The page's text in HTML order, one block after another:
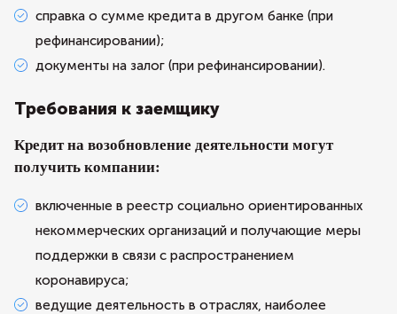
справка о сумме кредита в другом банке (при
рефинансировании);
документы на залог (при рефинансировании).
Требования к заемщику
Кредит на возобновление деятельности могут
получить компании:
включенные в реестр социально ориентированных
некоммерческих организаций и получающие меры
поддержки в связи с распространением
коронавируса;
ведущие деятельность в отраслях, наиболее